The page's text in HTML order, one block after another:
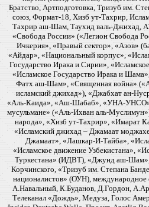
Братство, Артподготовка, Тризуб им.
союз, Формат-18, Хизб ут-Тахрир,
Тахрир аш-Шам, Таухид валь-Джихад,
«Свобода России» («Легион Свобода
Ичкерия», «Правый сектор», «Азов»
«Айдар», «Национальный корпус»,
Государство Ирака и Сирии»,
«Исламское Государство Ирака и
Фатх аш-Шам», «Священная война»
исламский джихад»), «Джабхат ан-
«Аль-Каида», «Аш-Шабаб», «УНА-УНСО»,
мусульмане» («Аль-Ихван аль-
народа», «Хизб ут-Тахрир», «Имарат
«Исламский джихад – Джамаат
Джамаат», «Лашкар-И-Тайба»,
«Исламское движение Узбекистана»,
Туркестана» (ИДВТ), «Джунд аш-
Корчинского, «Тризуб им. Степана
националистов» (ОУН),
А.Навальный, К.Буданов, Д.Гордон,
Телеканал «Дождь», Медуза, Голос